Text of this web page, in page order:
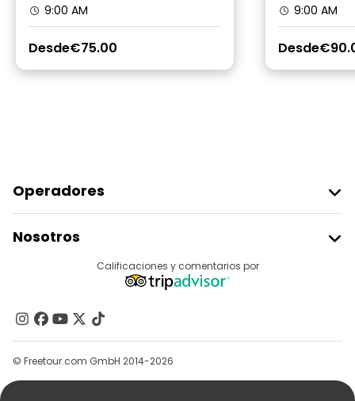
9:00 AM
Desde€75.00
9:00 AM
Desde
Operadores
Acceder Como Proveedor
Programa De Afiliados
Nosotros
Contacto
Grupos
Ayuda
Calificaciones y comentarios por
© Freetour.com GmbH 2014-2026